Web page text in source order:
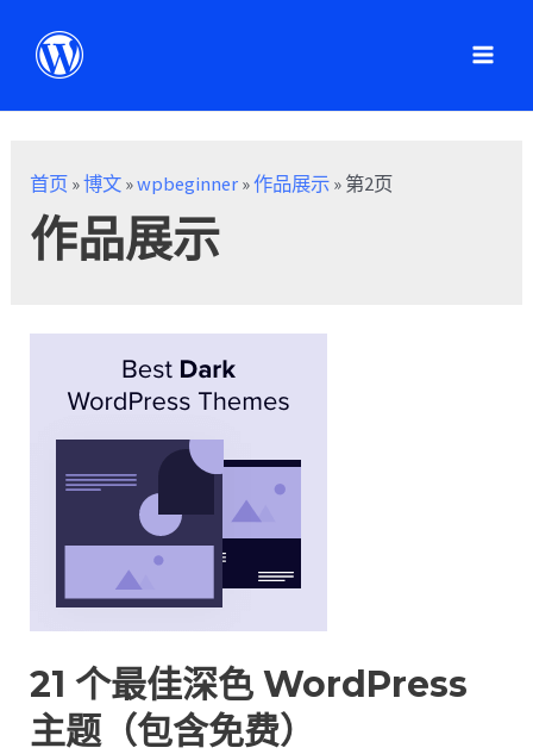
首页 »博文 »wpbeginner »作品展示 » 第2页
作品展示
21 个最佳深色 WordPress
主题（包含免费）